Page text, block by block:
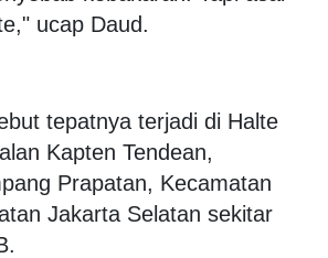
ucap Daud.
tepatnya terjadi di Halte
Kapten Tendean,
Prapatan, Kecamatan
Jakarta Selatan sekitar